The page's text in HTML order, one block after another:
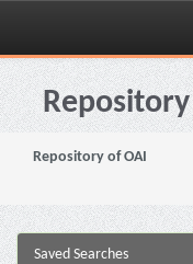
Skip
navigation
Repository of OAI
Saved Searches